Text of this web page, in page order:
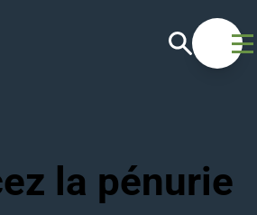
Recherche
la pénurie